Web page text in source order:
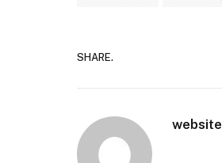
SHARE.